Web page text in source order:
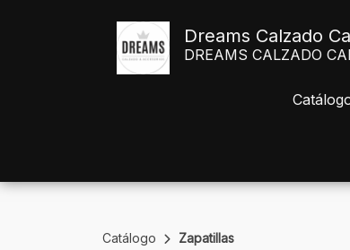
Dreams Calzado
DREAMS CALZADO
Catálogo Zapatillas